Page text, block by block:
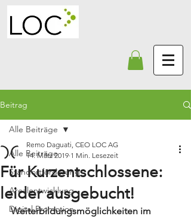
Beitrag
Alle Beiträge
Standortförderung
Arealentwicklung
Digital Promotion
Alle Beiträge
Für Kurzentschlossene:
leider ausgebucht!
Remo Daguati, CEO LOC AG
14. März 2019 1 Min. Lesezeit
Weiterbildungsmöglichkeiten im